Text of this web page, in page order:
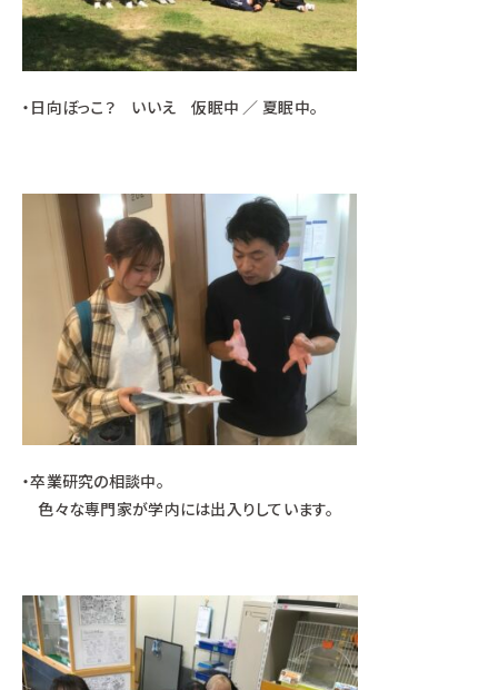
・日向ぼっこ？ いいえ 仮眠中 ／ 夏眠中。
・卒業研究の相談中。
色々な専門家が学内には出入りしています。